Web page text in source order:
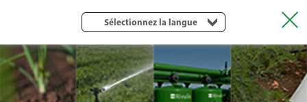
Sélectionnez la langue